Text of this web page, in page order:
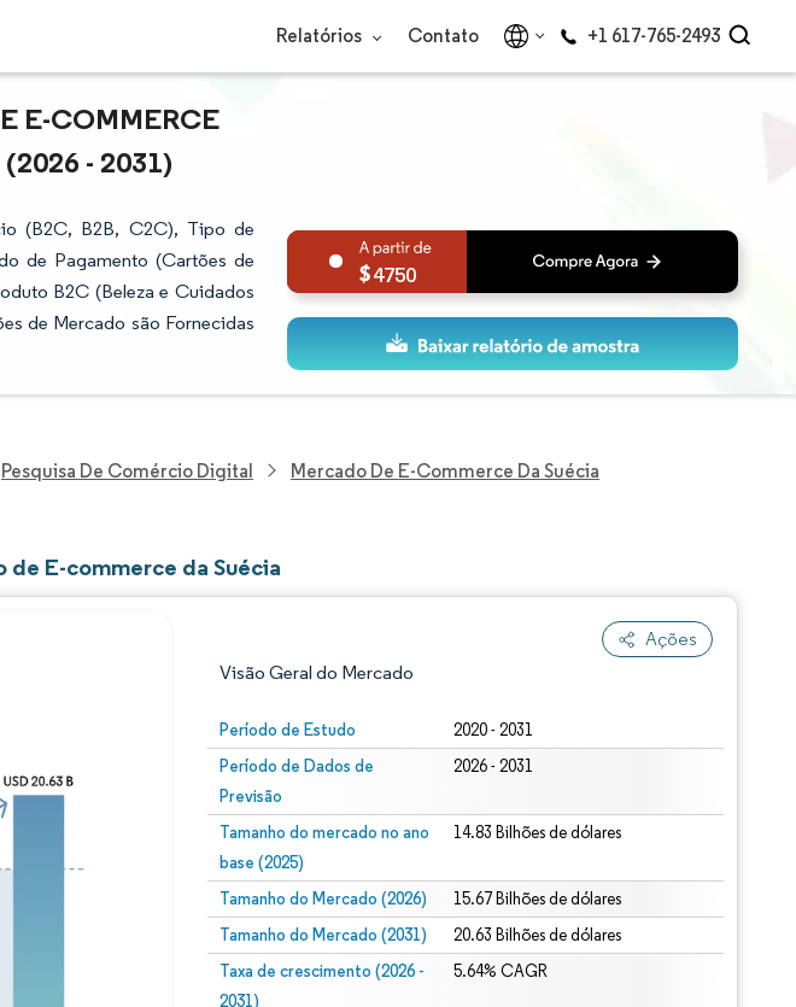
Relatórios Contato +1 617-765-2493
E-COMMERCE
- 2031)
(B2C, B2B, C2C), Tipo de
de Pagamento (Cartões de
B2C (Beleza e Cuidados
de Mercado são Fornecidas
4750
Pesquisa De Comércio Digital Mercado De E-Commerce Da Suécia
de E-commerce da Suécia
Ações
Visão Geral do Mercado
Período de Estudo 2020 - 2031
Período de Dados de
Previsão
2026 - 2031
Tamanho do mercado no ano
base (2025)
14.83 Bilhões de dólares
Tamanho do Mercado (2026) 15.67 Bilhões de dólares
Tamanho do Mercado (2031) 20.63 Bilhões de dólares
Taxa de crescimento (2026 -
2031)
5.64% CAGR
Intelligence. O reuso requer atribuição conforme CC BY 4.0.